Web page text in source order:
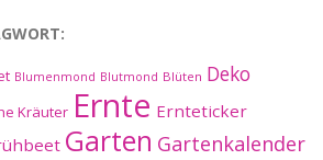
Blumenmond Blutmond Blüten Deko
Kräuter Ernte Ernteticker
Garten Gartenkalender